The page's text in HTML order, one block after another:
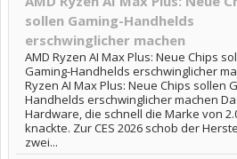
sollen Gaming-Handhelds
erschwinglicher machen
AMD Ryzen AI Max Plus: Neue Chips
Gaming-Handhelds erschwinglicher
Ryzen AI Max Plus: Neue Chips sollen
Handhelds erschwinglicher machen
Hardware, die schnell die Marke von
knackte. Zur CES 2026 schob der
zwei...